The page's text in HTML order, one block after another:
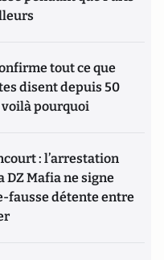
tout ce que
disent depuis 50
voilà pourquoi
: l’arrestation
DZ Mafia ne signe
fausse détente entre